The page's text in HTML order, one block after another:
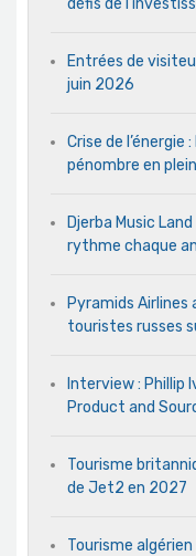
Entrées de
juin 2026
Crise de l’énergie
pénombre en
Djerba Music
rythme chaque
Pyramids
touristes russes
Interview : Phillip
Product and
Tourisme
de Jet2 en 2027
Tourisme